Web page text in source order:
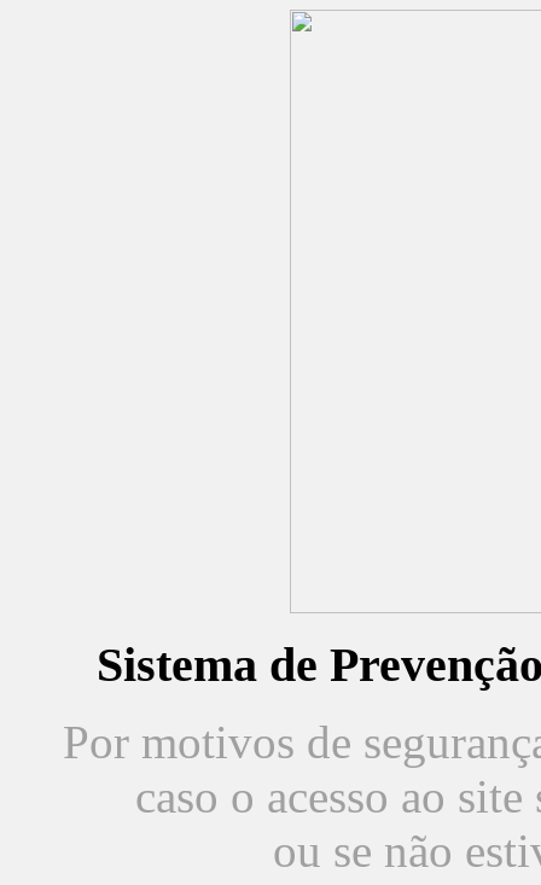
Sistema de
Por motivos de
caso o acesso ao
ou se não